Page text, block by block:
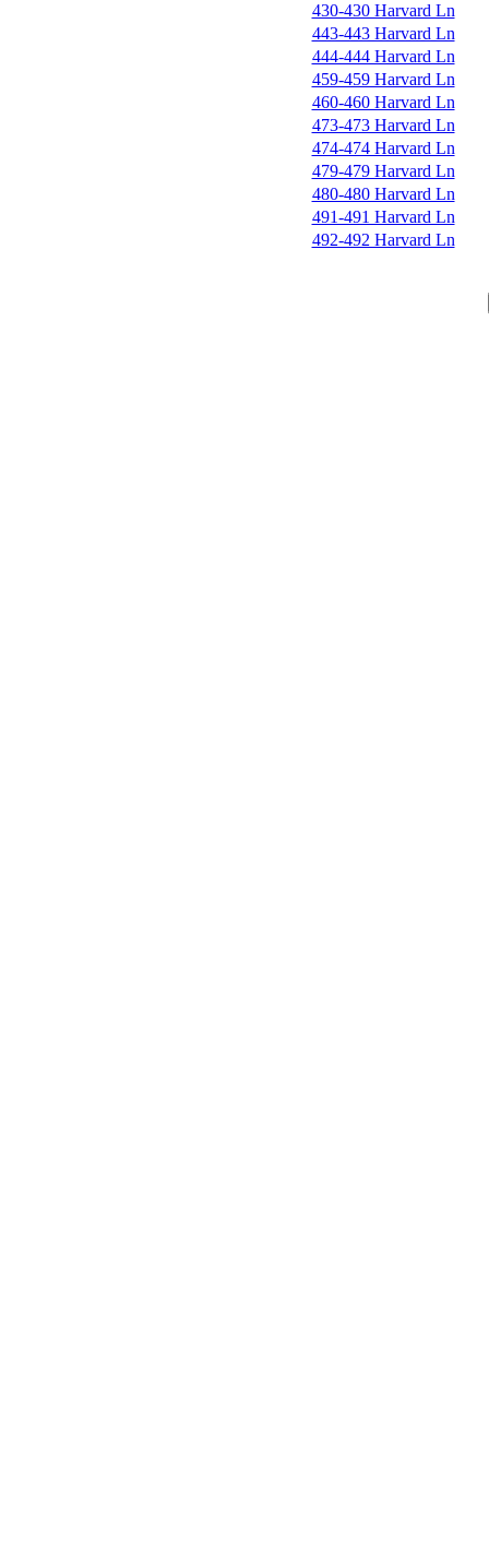
430-430 Harvard Ln
443-443 Harvard Ln
444-444 Harvard Ln
459-459 Harvard Ln
460-460 Harvard Ln
473-473 Harvard Ln
474-474 Harvard Ln
479-479 Harvard Ln
480-480 Harvard Ln
491-491 Harvard Ln
492-492 Harvard Ln